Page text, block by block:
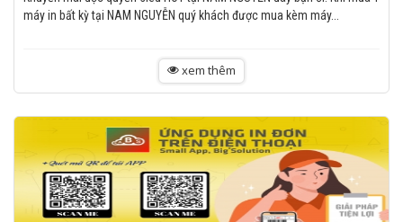
máy in bất kỳ tại NAM NGUYỄN quý khách được mua kèm máy...
xem thêm